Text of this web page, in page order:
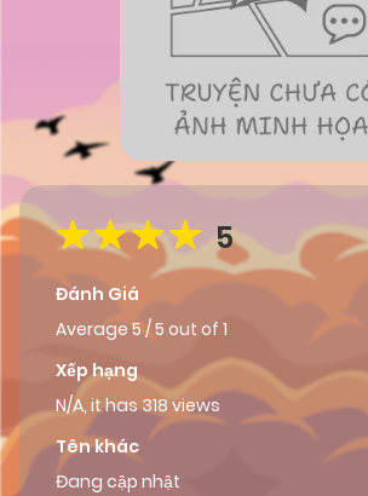
5
Đánh Giá
Average 5 /5 out of 1
Xếp hạng
N/A, it has 318 views
Tên khác
Đang cập nhật